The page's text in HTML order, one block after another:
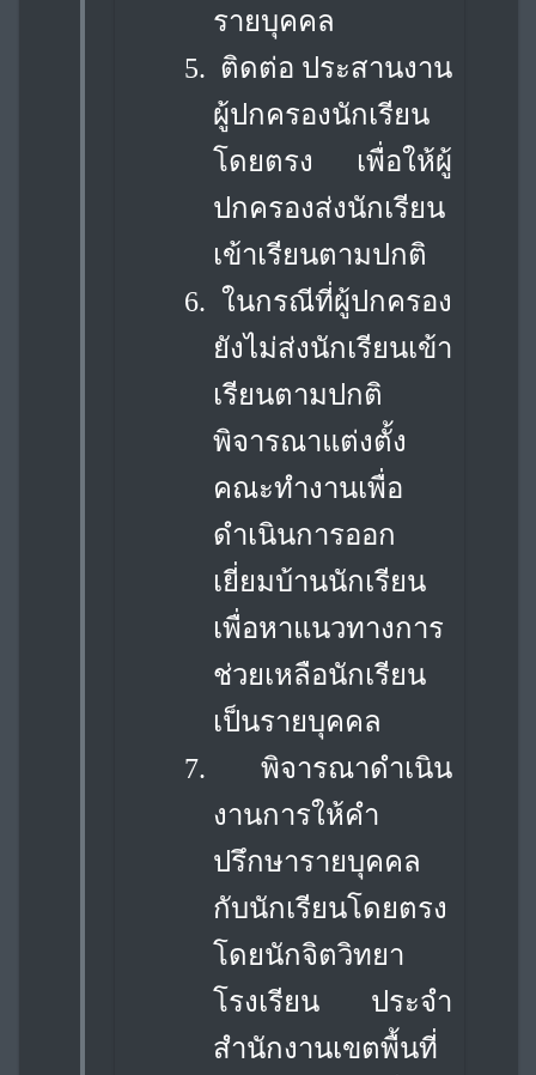
รายบุคคล
5. ติดต่อ ประสานงาน
ผู้ปกครองนักเรียน
โดยตรง เพื่อให้ผู้
ปกครองส่งนักเรียน
เข้าเรียนตามปกติ
6. ในกรณีที่ผู้ปกครอง
ยังไม่ส่งนักเรียนเข้า
เรียนตามปกติ
พิจารณาแต่งตั้ง
คณะทำงานเพื่อ
ดำเนินการออก
เยี่ยมบ้านนักเรียน
เพื่อหาแนวทางการ
ช่วยเหลือนักเรียน
เป็นรายบุคคล
7.
พิจารณาดำเนิน
งานการให้คำ
ปรึกษารายบุคคล
กับนักเรียนโดยตรง
โดยนักจิตวิทยา
โรงเรียน ประจำ
สำนักงานเขตพื้นที่